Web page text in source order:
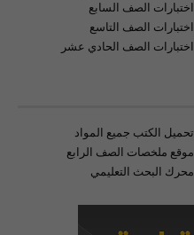
اختبارات الصف السابع
اختبارات الصف التاسع
اختبارات الصف الحادي عشر
تحميل الكتب جميع المواد
موقع ملخصات الصف الرابع
محرك البحث التعليمي